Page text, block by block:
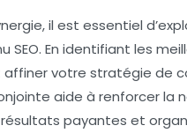
il est essentiel
SEO. En identifiant les
affiner votre stratégie de
aide à renforcer la
payantes et